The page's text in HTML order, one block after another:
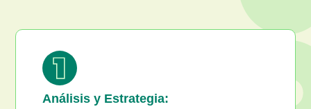
Análisis y Estrategia: